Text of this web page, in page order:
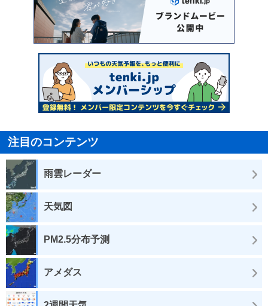
注目のコンテンツ
雨雲レーダー
天気図
PM2.5分布予測
アメダス